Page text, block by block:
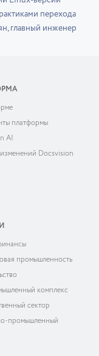
перехода
главный инженер
платформы
AI
Docsvision
промышленность
комплекс
сектор
промышленный